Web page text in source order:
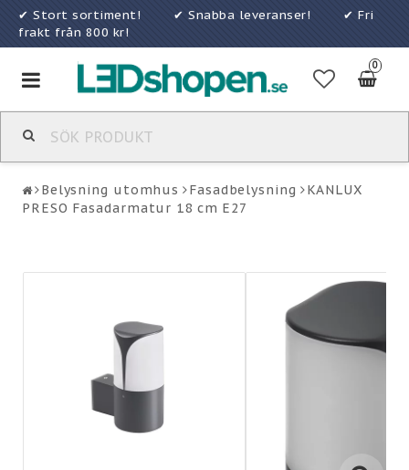
✔ Stort sortiment! ✔ Snabba leveranser! ✔ Fri
frakt från 800 kr!
0
Toggle
navigation
Belysning utomhus Fasadbelysning
KANLUX
PRESO Fasadarmatur 18 cm E27